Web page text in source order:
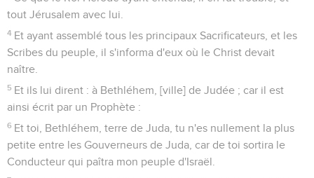
tout Jérusalem avec lui.
4 Et ayant assemblé tous les principaux Sacrificateurs, et les
Scribes du peuple, il s'informa d'eux où le Christ devait
naître.
5 Et ils lui dirent : à Bethléhem, [ville] de Judée ; car il est
ainsi écrit par un Prophète :
6 Et toi, Bethléhem, terre de Juda, tu n'es nullement la plus
petite entre les Gouverneurs de Juda, car de toi sortira le
Conducteur qui paîtra mon peuple d'Israël.